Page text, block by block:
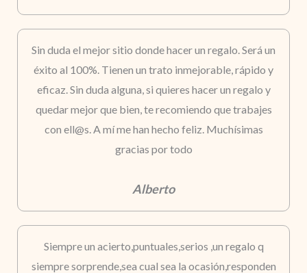
Sin duda el mejor sitio donde hacer un regalo. Será un
éxito al 100%. Tienen un trato inmejorable, rápido y
eficaz. Sin duda alguna, si quieres hacer un regalo y
quedar mejor que bien, te recomiendo que trabajes
con ell@s. A mí me han hecho feliz. Muchísimas
gracias por todo
Alberto
Siempre un acierto,puntuales,serios ,un regalo q
siempre sorprende,sea cual sea la ocasión,responden